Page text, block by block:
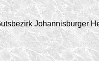
Johannisburger